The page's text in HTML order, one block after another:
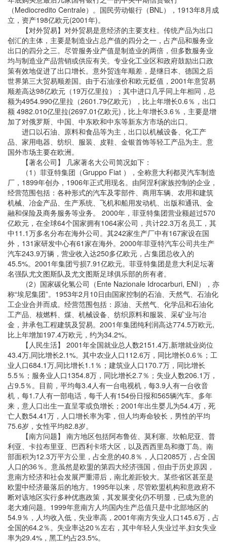
（Mediocredito Centrale）。国民劳动银行（BNL），1913年8月成
立，资产198亿欧元(2001年)。
【对外贸易】对外贸易是意经济的主要支柱。传统产品为出口
创汇的主体，主要是制造业占总产值的四分之一，占产品和服务业
出口的四分之三。尽管服务业产值是制造业的两倍，但多数服务业
均与制造业产品营销或供应有关。专业化工业区和政府鼓励出口政
策有效地促进了出口增长。意外贸连年顺差，是继日本、德国之后
世界第三大贸易顺差国。由于石油涨价和欧元贬值，2001年意贸易
顺差高达98亿欧元（19万亿里拉）；其中进口几乎同上年相同，总
额为4954.990亿里拉（2601.79亿欧元），比上年增长0.6％，出口
额 4982.010亿里拉(2697.01亿欧元)，比上年增长3.6％，主要是增
加了对俄罗斯、中国、中东欧和中东等新东方市场的出口。
进口以石油、原料和食品等为主，出口以机械设备、化工产
品、家用电器、纺织、服装、皮鞋、金银首饰等轻工产品为主。意
国外市场主要在欧洲。
【著名公司】 几家著名大公司简况如下：
（1）菲亚特集团（Gruppo Fiat ），全称意大利都灵汽车制造
厂，1899年创办，1906年正式用现名。由阿涅利家族控制的企业，
经营范围包括：各种形式的汽车及零部件、商用车辆、农用和建筑
机械、冶金产品、生产系统、飞机和船用发动机、出版和通讯、金
融和保险及商务服务等业务。 2000年，菲亚特集团营业额超过570
亿欧元，在全球64个国家拥有1064家公司，共计22.3万名员工，其
中11.1万多名分布在海外公司。其242家生产厂中有167家设在国
外，131家研发中心有61家在海外。2000年菲亚特汽车公司共生产
汽车243.9万辆，营业收入达250多亿欧元，占集团总收入的
45.5%。2001年集团亏损7.91亿欧元。菲亚特集团是意大利足坛著
名强队尤文图斯队及尤文图斯足球俱乐部的所有者。
（2）国家碳化氢公司（Ente Nazionale Idrocarburi, ENI），亦
称“埃尼集团”。1953年2月10日由国家控制的石油、天然气、石油化
工企业合并而成。经营范围包括：原油、天然气、化学品和石油化
工产品、核燃料、煤、机械设备、纺织原料和服装、采矿业与冶
金，并承包工程建筑及贸易。2001年集团纯利润高达774.5万欧元,
比上年增加197.4万欧元，约为34.2%。
【人民生活】 2001年全国就业总人数2151.4万,新增就业岗位
43.4万,同比增长2.1%。其中农业人口112.6万，同比增长0.6％；工
业人口684.1万,同比增长1.1％；建筑业人口170.7万，同比增长
5.5％；服务业人口1354.8万，同比增长2.7％；失业人数206.1万，
占9.5％。目前，平均每3.4人有一台电视机，每3.9人有一台收音
机，每1.7人有一部电话，每千人有154份日报和565辆汽车。多年
来，意人口出生一直呈零或负增长；2001年出生婴儿为54.4万，死
亡人数54.41万，人口增长率为零，但人均寿命较长，男性的平均
75.6岁，女性平均82.8岁。
【南方问题】 南方地区包括阿布鲁佐、莫利塞、坎帕尼亚、普
利亚、卡拉布里亚、巴西利卡塔大区，以及西西里岛和撒丁岛。南
部面积为12.3万平方公里，占全意的40.8％，人口2085万，占全国
人口的36％。意虽然是欧盟的第四大经济强国，但由于历史原因，
意南方经济和社会发展严重滞后，南北差距较大。某些省区甚至是
欧盟中经济最落后的地方。1995年以来，尽管欧盟机构和意政府不
断对该地区实行多种优惠政策，其发展变化仍不明显，已成为意的
老大难问题。1999年意南方人均国内生产总值只是中北部地区的
54.9％，人均收入低，失业率高，2001年南方失业人口145.6万，占
全国的64.2％。失业率达20％左右，其中年轻人失业过半,妇女失业
率为29.4%，黑工约占23.5%。